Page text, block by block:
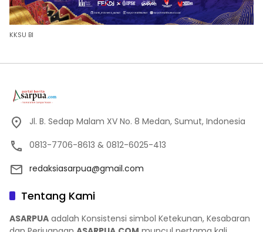
KKSU BI
Jl. B. Sedap Malam XV No. 8 Medan, Sumut, Indonesia
0813-7706-8613 & 0812-6025-413
redaksiasarpua@gmail.com
Tentang Kami
ASARPUA adalah Konsistensi simbol Ketekunan, Kesabaran